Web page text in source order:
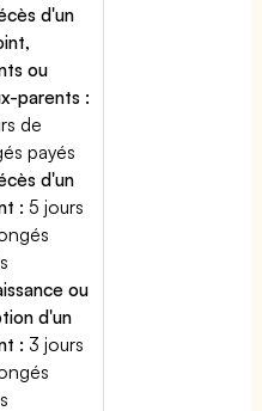
d'un
ou
parents :
de
payés
d'un
: 5 jours
ou
d'un
: 3 jours